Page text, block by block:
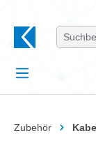
Zubehör